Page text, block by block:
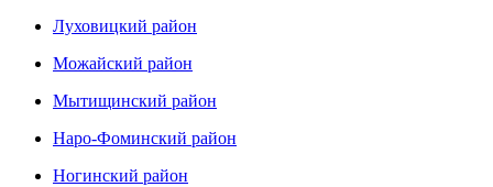
Луховицкий район
Можайский район
Мытищинский район
Наро-Фоминский район
Ногинский район